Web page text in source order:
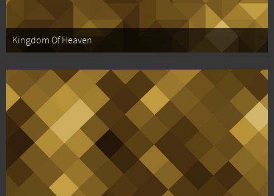
Kingdom Of Heaven